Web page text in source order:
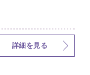
詳細を見る